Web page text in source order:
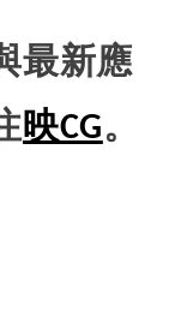
最新應
映CG。